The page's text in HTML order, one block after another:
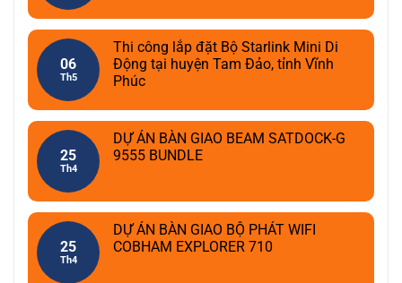
06
Th5
Thi công lắp đặt Bộ Starlink Mini Di
Động tại huyện Tam Đảo, tỉnh Vĩnh
Phúc
25
Th4
DỰ ÁN BÀN GIAO BEAM SATDOCK-G
9555 BUNDLE
25
Th4
DỰ ÁN BÀN GIAO BỘ PHÁT WIFI
COBHAM EXPLORER 710